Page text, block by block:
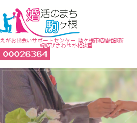
えがお出会いサポートセンター 駒ヶ根市結婚相談所
縁結びさわやか相談室